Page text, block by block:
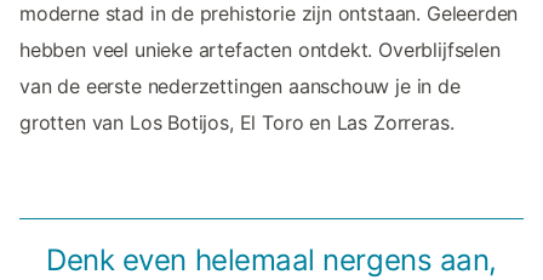
moderne stad in de prehistorie zijn ontstaan. Geleerden
hebben veel unieke artefacten ontdekt. Overblijfselen
van de eerste nederzettingen aanschouw je in de
grotten van Los Botijos, El Toro en Las Zorreras.
Denk even helemaal nergens aan,